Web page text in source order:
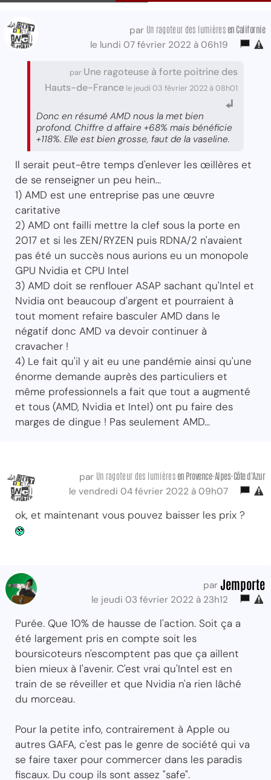
par Un ragoteur des lumières en Californie
le lundi 07 février 2022 à 06h19
par Une ragoteuse à forte poitrine des
Hauts-de-France le jeudi 03 février 2022 à 08h01
Donc en résumé AMD nous la met bien
profond. Chiffre d affaire +68% mais bénéficie
+118%. Elle est bien grosse, faut de la vaseline.
Il serait peut-être temps d'enlever les œillères et
de se renseigner un peu hein...
1) AMD est une entreprise pas une œuvre
caritative
2) AMD ont failli mettre la clef sous la porte en
2017 et si les ZEN/RYZEN puis RDNA/2 n'avaient
pas été un succès nous aurions eu un monopole
GPU Nvidia et CPU Intel
3) AMD doit se renflouer ASAP sachant qu'Intel et
Nvidia ont beaucoup d'argent et pourraient à
tout moment refaire basculer AMD dans le
négatif donc AMD va devoir continuer à
cravacher !
4) Le fait qu'il y ait eu une pandémie ainsi qu'une
énorme demande auprès des particuliers et
même professionnels a fait que tout a augmenté
et tous (AMD, Nvidia et Intel) ont pu faire des
marges de dingue ! Pas seulement AMD...
par Un ragoteur des lumières en Provence-Alpes-Côte d'Azur
le vendredi 04 février 2022 à 09h07
ok, et maintenant vous pouvez baisser les prix ?
par Jemporte
le jeudi 03 février 2022 à 23h12
Purée. Que 10% de hausse de l'action. Soit ça a
été largement pris en compte soit les
boursicoteurs n'escomptent pas que ça aillent
bien mieux à l'avenir. C'est vrai qu'Intel est en
train de se réveiller et que Nvidia n'a rien lâché
du morceau.
Pour la petite info, contrairement à Apple ou
autres GAFA, c'est pas le genre de société qui va
se faire taxer pour commercer dans les paradis
fiscaux. Du coup ils sont assez "safe".